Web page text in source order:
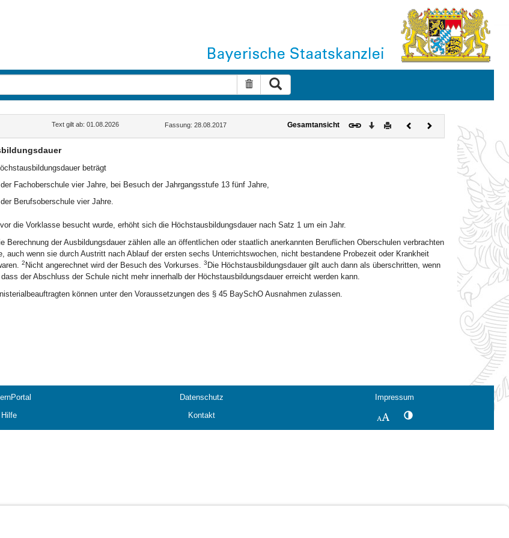
Suche zurücksetzen
Text gilt ab: 01.08.2026 Fassung: 28.08.2017 Gesamtansicht Download
DruckenVorherigesNächstes
Dokument
beträgt
Fachoberschule vier Jahre, bei Besuch der Jahrgangsstufe 13 fünf Jahre,
Berufsoberschule vier Jahre.
die Vorklasse besucht wurde, erhöht sich die Höchstausbildungsdauer nach Satz 1 um ein Jahr.
Berechnung der Ausbildungsdauer zählen alle an öffentlichen oder staatlich anerkannten Beruflichen Oberschulen verbrachten
auch wenn sie durch Austritt nach Ablauf der ersten sechs Unterrichtswochen, nicht bestandene Probezeit oder Krankheit
2 Nicht angerechnet wird der Besuch des Vorkurses. 3 Die Höchstausbildungsdauer gilt auch dann als überschritten, wenn
der Abschluss der Schule nicht mehr innerhalb der Höchstausbildungsdauer erreicht werden kann.
können unter den Voraussetzungen des § 45 BaySchO Ausnahmen zulassen.
Datenschutz
Impressum
Hilfe Kontakt SchriftgrößeKontrastwechsel